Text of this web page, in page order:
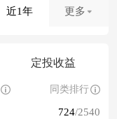
近1年 更多
定投收益
同类排行
724/2540